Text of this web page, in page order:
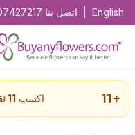
English اتصل بنا
+
11 اكسب 11